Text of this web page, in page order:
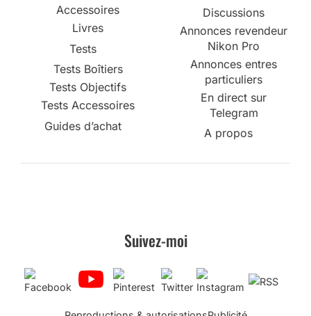
Accessoires
Livres
Tests
Tests Boîtiers
Tests Objectifs
Tests Accessoires
Guides d’achat
Discussions
Annonces revendeur
Nikon Pro
Annonces entres
particuliers
En direct sur
Telegram
A propos
Suivez-moi